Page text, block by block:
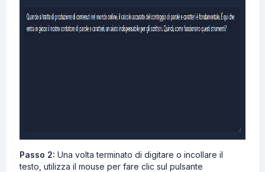
Passo 2: Una volta terminato di digitare o incollare il
testo, utilizza il mouse per fare clic sul pulsante